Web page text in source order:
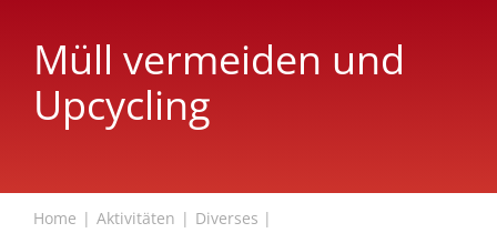
Müll vermeiden und
Upcycling
Home Aktivitäten
Diverses